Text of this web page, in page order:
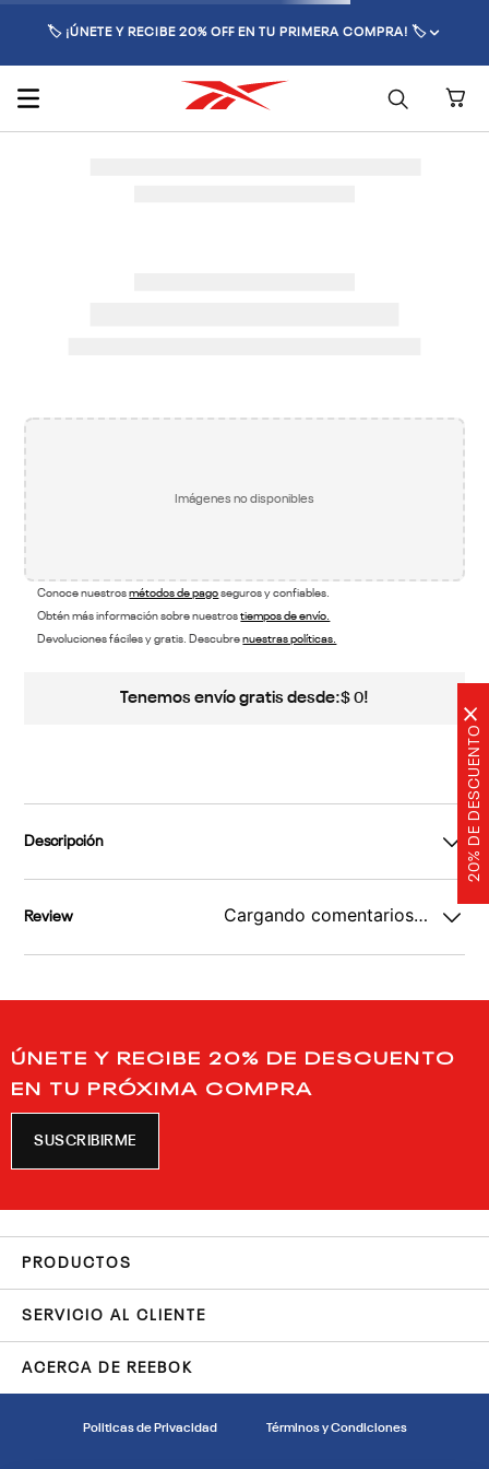
20% DE DESCUENTO
×
🏷️ ¡ÚNETE Y RECIBE 20% OFF EN TU PRIMERA COMPRA! 🏷️
Imágenes no disponibles
Conoce nuestrosmétodos de pagoseguros y confiables.
Obtén más información sobre nuestrostiempos de envío.
Devoluciones fáciles y gratis. Descubrenuestras políticas.
Tenemos envío gratis desde:$ 0!
Descripción
Review Cargando comentarios…
ÚNETE Y RECIBE 20% DE DESCUENTO
EN TU PRÓXIMA COMPRA
SUSCRIBIRME
PRODUCTOS
SERVICIO AL CLIENTE
ACERCA DE REEBOK
Politicas de Privacidad Términos y Condiciones